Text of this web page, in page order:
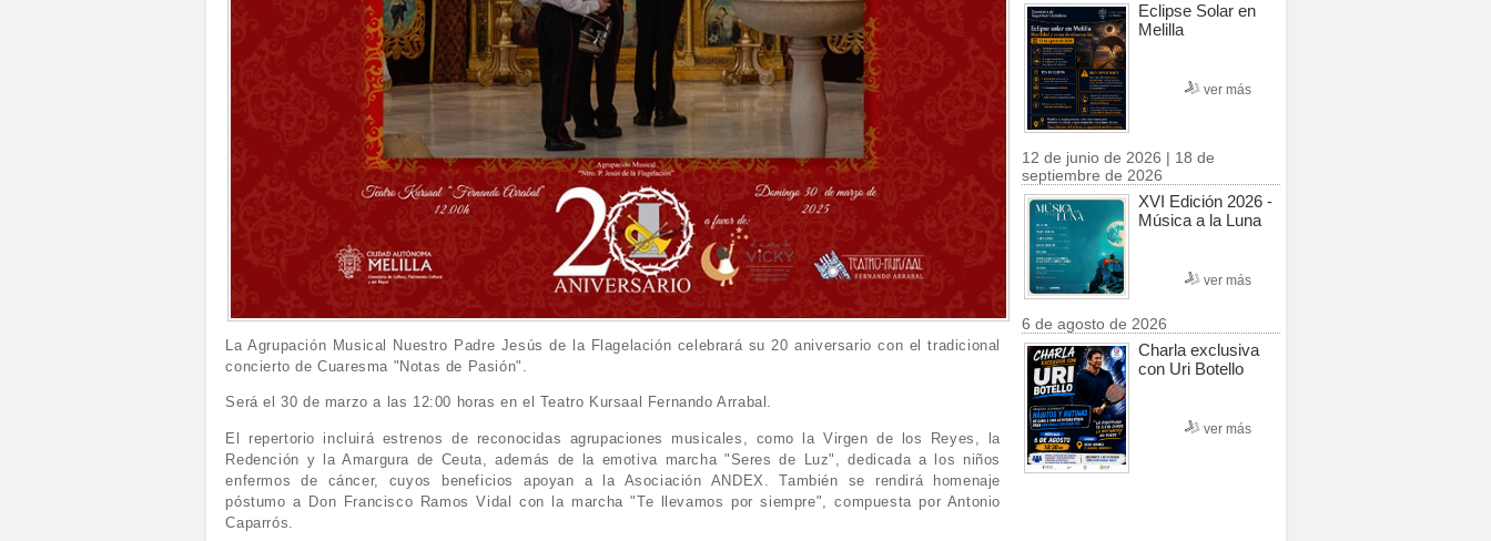
La Agrupación Musical Nuestro Padre Jesús de la Flagelación celebrará su 20 aniversario con el tradicional
concierto de Cuaresma "Notas de Pasión".
Será el 30 de marzo a las 12:00 horas en el Teatro Kursaal Fernando Arrabal.
El repertorio incluirá estrenos de reconocidas agrupaciones musicales, como la Virgen de los Reyes, la
Redención y la Amargura de Ceuta, además de la emotiva marcha "Seres de Luz", dedicada a los niños
enfermos de cáncer, cuyos beneficios apoyan a la Asociación ANDEX. También se rendirá homenaje
póstumo a Don Francisco Ramos Vidal con la marcha "Te llevamos por siempre", compuesta por Antonio
Caparrós.
Eclipse Solar en
Melilla
ver más
12 de junio de 2026 | 18 de
septiembre de 2026
XVI Edición 2026 -
Música a la Luna
ver más
6 de agosto de 2026
Charla exclusiva
con Uri Botello
ver más